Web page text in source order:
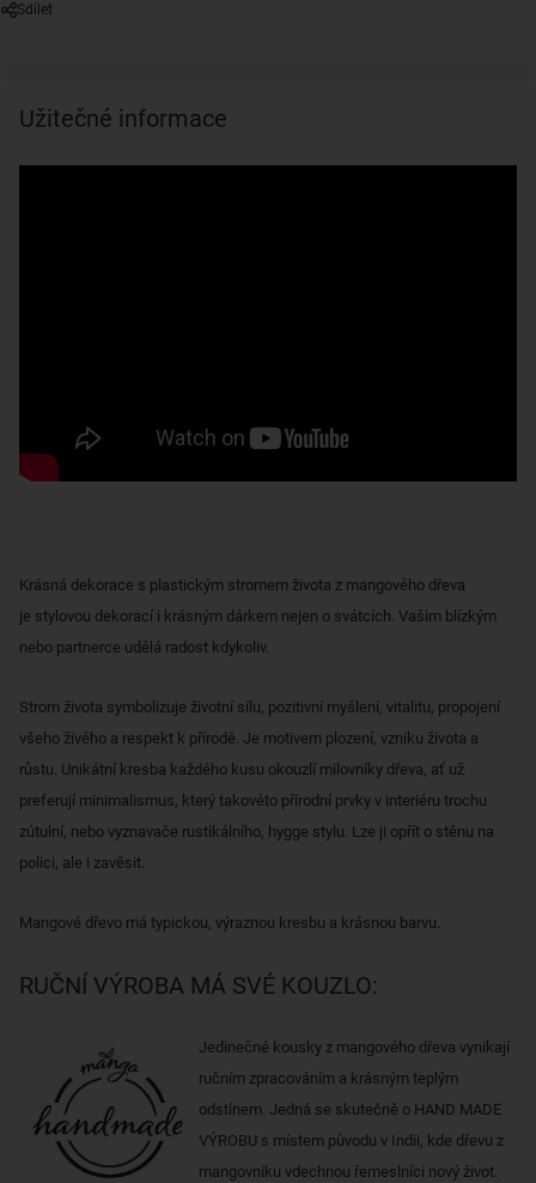
Sdílet
Užitečné informace
Krásná dekorace s plastickým stromem života z mangového dřeva
je stylovou dekorací i krásným dárkem nejen o svátcích. Vašim blízkým
nebo partnerce udělá radost kdykoliv.
Strom života symbolizuje životní sílu, pozitivní myšlení, vitalitu, propojení
všeho živého a respekt k přírodě. Je motivem plození, vzniku života a
růstu. Unikátní kresba každého kusu okouzlí milovníky dřeva, ať už
preferují minimalismus, který takovéto přírodní prvky v interiéru trochu
zútulní, nebo vyznavače rustikálního, hygge stylu. Lze ji opřít o stěnu na
polici, ale i zavěsit.
Mangové dřevo má typickou, výraznou kresbu a krásnou barvu.
RUČNÍ VÝROBA MÁ SVÉ KOUZLO:
Jedinečné kousky z mangového dřeva vynikají
ručním zpracováním a krásným teplým
odstínem. Jedná se skutečně o HAND MADE
VÝROBU s místem původu v Indii, kde dřevu z
mangovníku vdechnou řemeslníci nový život.